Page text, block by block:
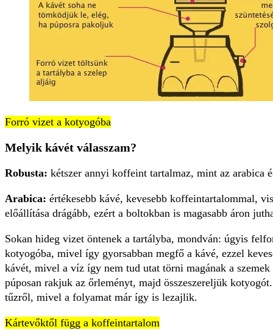
Forró vizet a kotyogóba
Melyik kávét válasszam?
Robusta: kétszer annyi koffeint tartalmaz, mint az arabica
Arabica: értékesebb kávé, kevesebb kof­feintartalommal,
előállítása drágább, ezért a boltokban is magasabb áron
Sokan hideg vizet öntenek a tartályba, mondván: úgyis
kotyogóba, mivel így gyorsabban megfő a kávé, ezzel
kávét, mivel a víz így nem tud utat törni magának a
púposan rakjuk az őrleményt, majd összeszereljük
tűzről, mivel a folyamat már így is lezajlik.
Kártevőktől függ a koffeintartalom